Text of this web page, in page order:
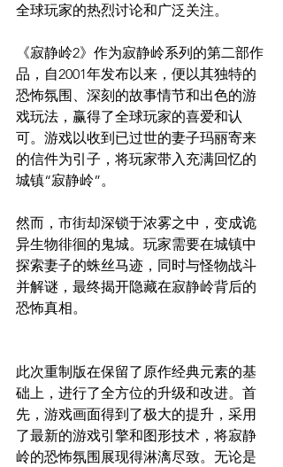
全球玩家的热烈讨论和广泛关注。
《寂静岭2》作为寂静岭系列的第二部作
品，自2001年发布以来，便以其独特的
恐怖氛围、深刻的故事情节和出色的游
戏玩法，赢得了全球玩家的喜爱和认
可。游戏以收到已过世的妻子玛丽寄来
的信件为引子，将玩家带入充满回忆的
城镇“寂静岭”。
然而，市街却深锁于浓雾之中，变成诡
异生物徘徊的鬼城。玩家需要在城镇中
探索妻子的蛛丝马迹，同时与怪物战斗
并解谜，最终揭开隐藏在寂静岭背后的
恐怖真相。
此次重制版在保留了原作经典元素的基
础上，进行了全方位的升级和改进。首
先，游戏画面得到了极大的提升，采用
了最新的游戏引擎和图形技术，将寂静
岭的恐怖氛围展现得淋漓尽致。无论是